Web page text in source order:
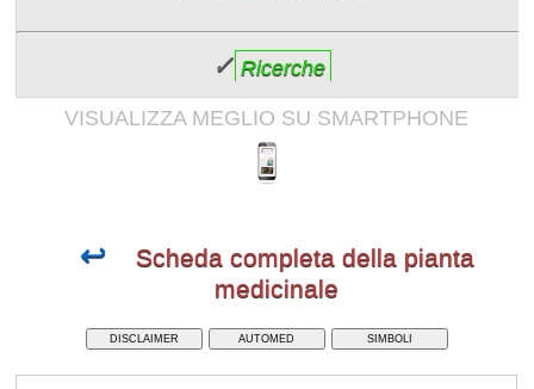
✓ Ricerche
VISUALIZZA MEGLIO SU SMARTPHONE
↩ Scheda completa della pianta
medicinale
DISCLAIMER AUTOMED SIMBOLI